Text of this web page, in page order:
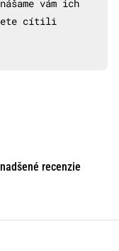
vám ich
cítili
recenzie